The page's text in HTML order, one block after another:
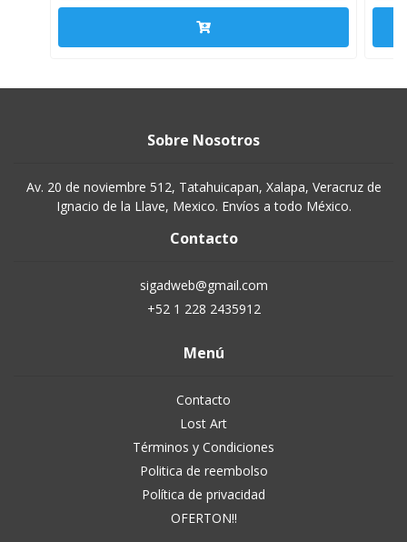
Sobre Nosotros
Av. 20 de noviembre 512, Tatahuicapan, Xalapa, Veracruz de
Ignacio de la Llave, Mexico. Envíos a todo México.
Contacto
sigadweb@gmail.com
+52 1 228 2435912
Menú
Contacto
Lost Art
Términos y Condiciones
Politica de reembolso
Política de privacidad
OFERTON!!